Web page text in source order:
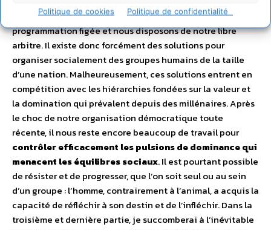
Politique de cookies Politique de confidentialité
hiérarchique.Nos gènes ne constituent pas une
programmation figée et nous disposons de notre libre
arbitre. Il existe donc forcément des solutions pour
organiser socialement des groupes humains de la taille
d’une nation. Malheureusement, ces solutions entrent en
compétition avec les hiérarchies fondées sur la valeur et
la domination qui prévalent depuis des millénaires. Après
le choc de notre organisation démocratique toute
récente, il nous reste encore beaucoup de travail pour
contrôler efficacement les pulsions de dominance qui
menacent les équilibres sociaux. Il est pourtant possible
de résister et de progresser, que l’on soit seul ou au sein
d’un groupe : l’homme, contrairement à l’animal, a acquis la
capacité de réfléchir à son destin et de l’infléchir. Dans la
troisième et dernière partie, je succomberai à l’inévitable